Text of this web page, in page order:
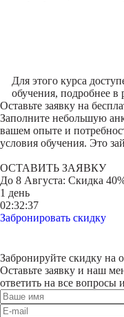
Для этого курса
обучения, подробнее в
Оставьте заявку на
Заполните небольшую
вашем опыте и
условия обучения. Это
ОСТАВИТЬ ЗАЯВКУ
До 8 Августа: Скидка
1 день
02:32:37
Забронировать скидку
Забронируйте скидку на
Оставьте заявку и наш
ответить на все вопросы